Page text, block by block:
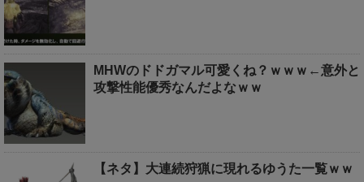
MHWのドドガマル可愛くね？ｗｗｗ←意外と
攻撃性能優秀なんだよなｗｗ
【ネタ】大連続狩猟に現れるゆうた一覧ｗｗ